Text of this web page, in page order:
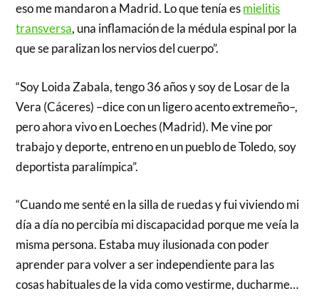
eso me mandaron a Madrid. Lo que tenía esmielitis
transversa, una inflamación de la médula espinal por la
que se paralizan los nervios del cuerpo”.
“Soy Loida Zabala, tengo 36 años y soy de Losar de la
Vera (Cáceres) –dice con un ligero acento extremeño–,
pero ahora vivo en Loeches (Madrid). Me vine por
trabajo y deporte, entreno en un pueblo de Toledo, soy
deportista paralímpica”.
“Cuando me senté en la silla de ruedas y fui viviendo mi
día a día no percibía mi discapacidad porque me veía la
misma persona. Estaba muy ilusionada con poder
aprender para volver a ser independiente para las
cosas habituales de la vida como vestirme, ducharme…